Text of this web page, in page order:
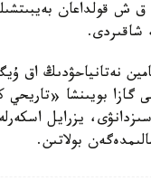
ش قولداعان
شاقىردى.
نەتانياحۋدىڭ اق
گازا بويىنشا
يزرايل
بولاتىن.